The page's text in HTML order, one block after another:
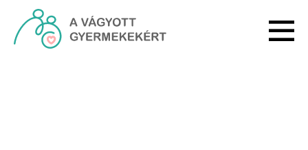
Ugrás a fő tartalomhoz